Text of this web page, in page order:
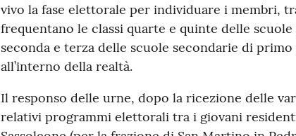
vivo la fase elettorale per individuare i membri,
frequentano le classi quarte e quinte delle
seconda e terza delle scuole secondarie di
all’interno della realtà.
Il responso delle urne, dopo la ricezione delle
relativi programmi elettorali tra i giovani